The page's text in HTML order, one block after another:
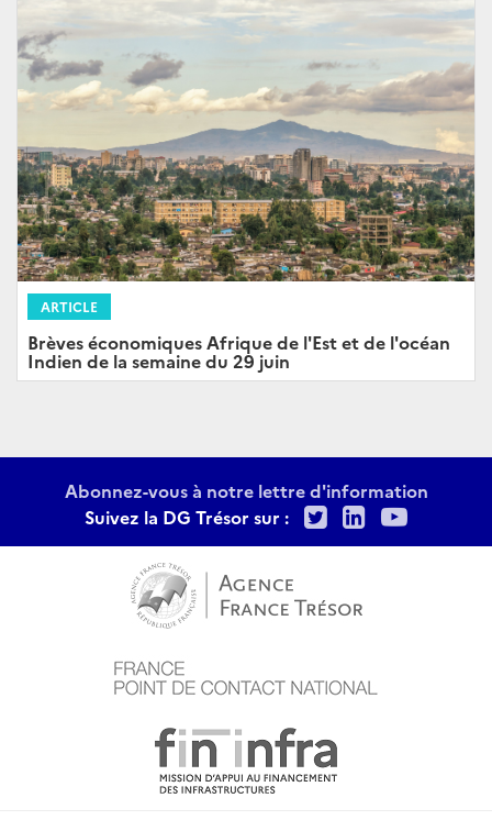
ARTICLE
Brèves économiques Afrique de l'Est et de l'océan
Indien de la semaine du 29 juin
Abonnez-vous à notre lettre d'information
Suivez la DG Trésor sur :
TwitterLinkedIn